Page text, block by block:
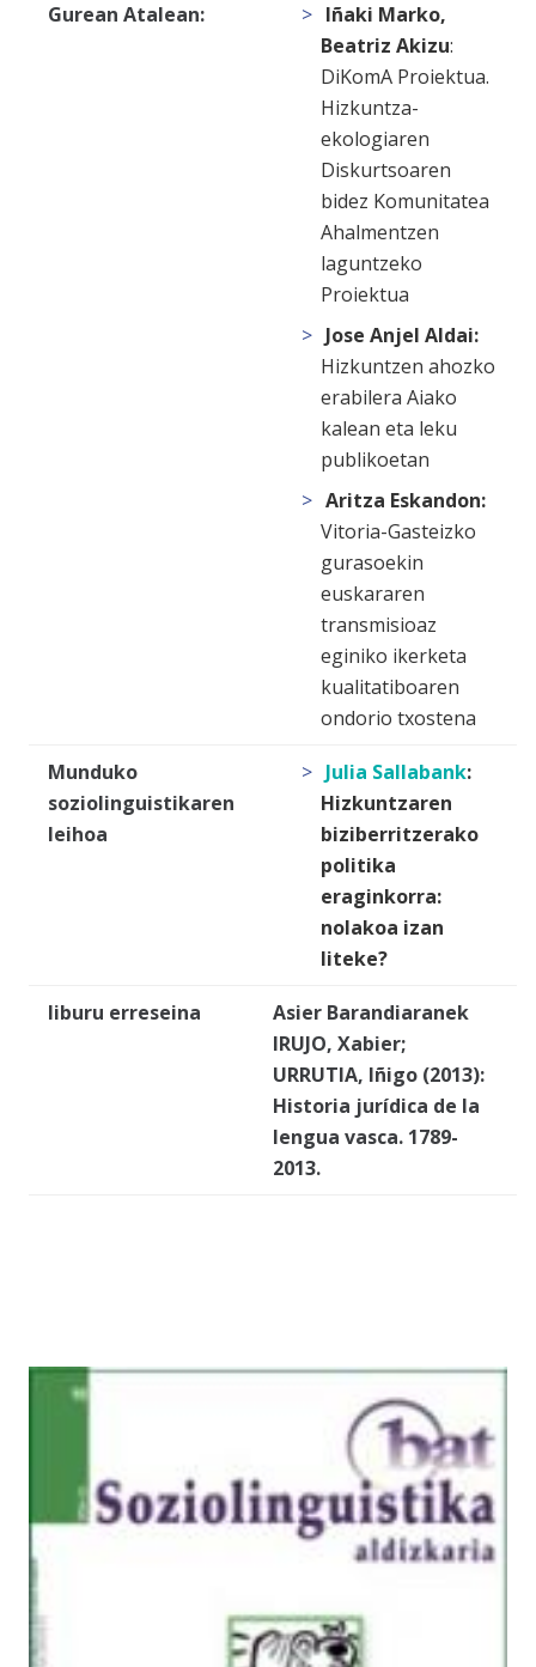
Gurean Atalean:
Iñaki Marko,
Beatriz Akizu:
DiKomA Proiektua.
Hizkuntza-
ekologiaren
Diskurtsoaren
bidez Komunitatea
Ahalmentzen
laguntzeko
Proiektua
Jose Anjel Aldai:
Hizkuntzen ahozko
erabilera Aiako
kalean eta leku
publikoetan
Aritza Eskandon:
Vitoria-Gasteizko
gurasoekin
euskararen
transmisioaz
eginiko ikerketa
kualitatiboaren
ondorio txostena
Munduko
soziolinguistikaren
leihoa
Julia Sallabank:
Hizkuntzaren
biziberritzerako
politika
eraginkorra:
nolakoa izan
liteke?
liburu erreseina Asier Barandiaranek
IRUJO, Xabier;
URRUTIA, Iñigo (2013):
Historia jurídica de la
lengua vasca. 1789-
2013.